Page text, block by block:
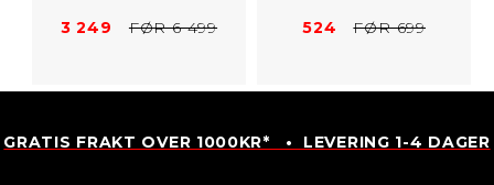
3 249 FØR 6 499 524 FØR 699
GRATIS FRAKT OVER 1000KR* • LEVERING 1-4 DAGER